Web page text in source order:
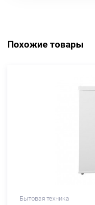
Похожие товары
Бытовая техника